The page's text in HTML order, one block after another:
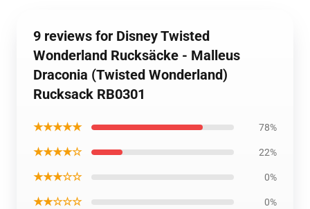
9 reviews for Disney Twisted
Wonderland Rucksäcke - Malleus
Draconia (Twisted Wonderland)
Rucksack RB0301
★★★★★ 78%
★★★★☆ 22%
★★★☆☆ 0%
★★☆☆☆ 0%